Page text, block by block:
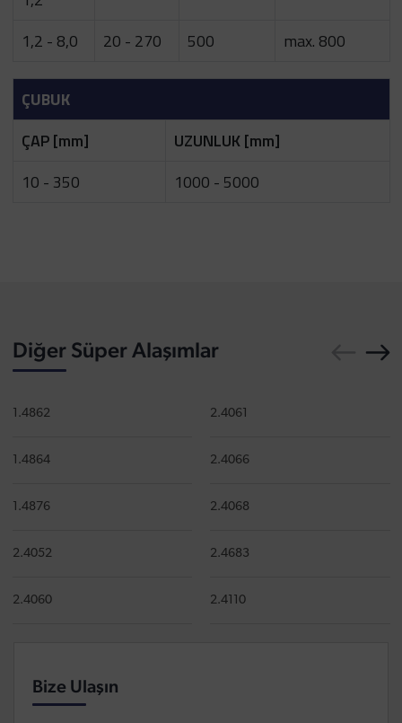
1,2 - 8,0
20 - 270 500 max. 800
ÇUBUK
ÇAP [mm]
UZUNLUK [mm]
10 - 350
1000 - 5000
Diğer Süper Alaşımlar
1.4862
1.4864
1.4876
2.4052
2.4060
2.4061
2.4066
2.4068
2.4683
2.4110
Bize Ulaşın